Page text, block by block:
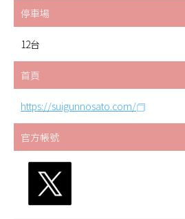
停車場
12台
首頁
https://suigunnosato.com/
官方帳號